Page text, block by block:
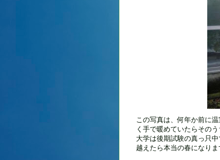
この写真は、何年か前に
く手で暖めていたらその
大学は後期試験の真っ只
越えたら本当の春になり